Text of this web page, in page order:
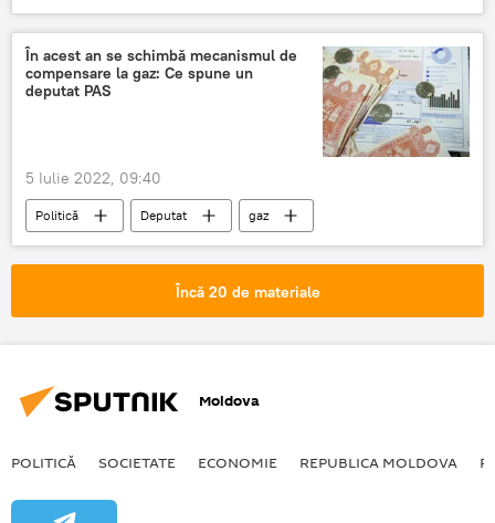
Chișinău-Bălți
În acest an se schimbă mecanismul de
compensare la gaz: Ce spune un
deputat PAS
5 Iulie 2022, 09:40
Politică Deputat
gaz
compensații
Încă 20 de materiale
Moldova
POLITICĂ SOCIETATE ECONOMIE REPUBLICA MOLDOVA